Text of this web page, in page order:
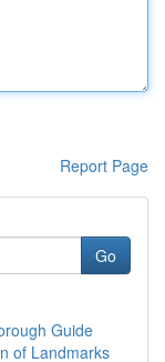
Report Page
Go
Guide
of Landmarks